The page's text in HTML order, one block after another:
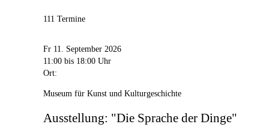
111 Termine
Fr 11. September 2026
11:00 bis 18:00 Uhr
Ort:
Museum für Kunst und Kulturgeschichte
Ausstellung: "Die Sprache der Dinge"